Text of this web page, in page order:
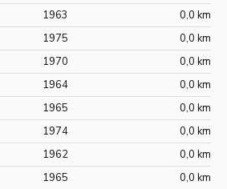
1963
0,0 km
1975
0,0 km
1970
0,0 km
1964
0,0 km
1965
0,0 km
1974
0,0 km
1962
0,0 km
1965
0,0 km